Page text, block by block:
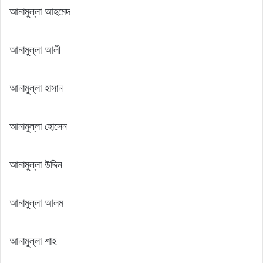
আনামুল্লা আহমেদ
আনামুল্লা আলী
আনামুল্লা হাসান
আনামুল্লা হোসেন
আনামুল্লা উদ্দিন
আনামুল্লা আলম
আনামুল্লা শাহ